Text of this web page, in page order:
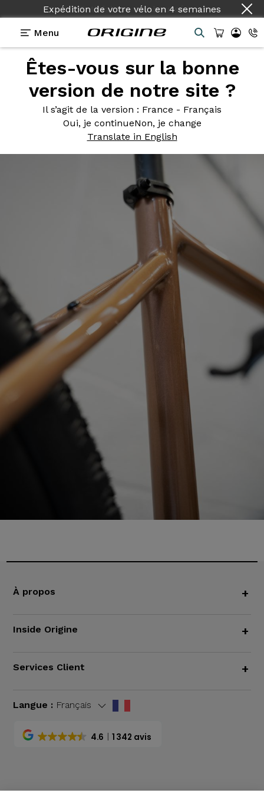
Expédition de votre vélo en 4 semaines
Menu
Êtes-vous sur la bonne
version de notre site ?
Il s’agit de la version : France - Français
Oui, je continueNon, je change
Translate in English
Photos> Graxx Zanzibar
GraxxZanzibar
À propos +
Inside Origine +
Services Client +
Langue : Français
4.6 1 342 avis